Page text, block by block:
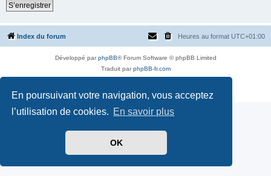
En poursuivant votre navigation, vous acceptez
l’utilisation de cookies. En savoir plus
OK
S’enregistrer
Index du forum Heures au format UTC+01:00
Développé parphpBB® Forum Software © phpBB Limited
Traduit parphpBB-fr.com
Confidentialité